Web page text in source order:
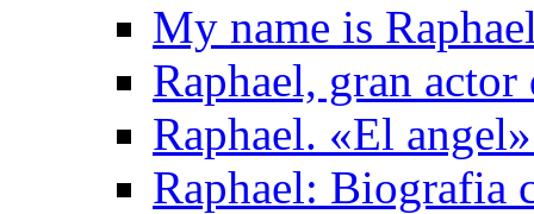
My name is
Raphael, gran
Raphael. «El
Raphael: Biografia